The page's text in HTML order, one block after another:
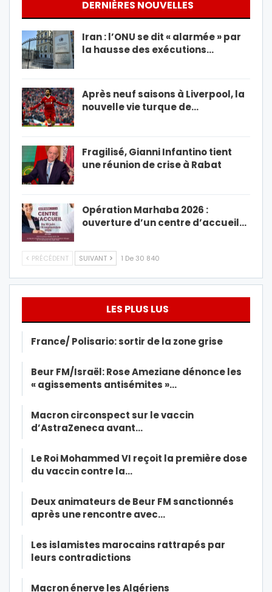
DERNIÈRES NOUVELLES
Iran : l’ONU se dit « alarmée » par
la hausse des exécutions…
Après neuf saisons à Liverpool, la
nouvelle vie turque de…
Fragilisé, Gianni Infantino tient
une réunion de crise à Rabat
Opération Marhaba 2026 :
ouverture d’un centre d’accueil…
PRÉCÉDENT SUIVANT 1 De 30 840
LES PLUS LUS
France/ Polisario: sortir de la zone grise
Beur FM/Israël: Rose Ameziane dénonce les
« agissements antisémites »…
Macron circonspect sur le vaccin
d’AstraZeneca avant…
Le Roi Mohammed VI reçoit la première dose
du vaccin contre la…
Deux animateurs de Beur FM sanctionnés
après une rencontre avec…
Les islamistes marocains rattrapés par
leurs contradictions
Macron énerve les Algériens